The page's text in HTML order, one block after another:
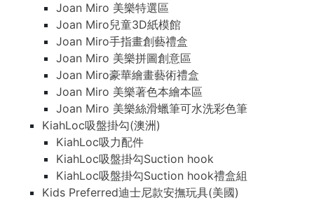
Joan Miro 美樂特選區
Joan Miro兒童3D紙模館
Joan Miro手指畫創藝禮盒
Joan Miro 美樂拼圖創意區
Joan Miro豪華繪畫藝術禮盒
Joan Miro 美樂著色本繪本區
Joan Miro 美樂絲滑蠟筆可水洗彩色筆
KiahLoc吸盤掛勾(澳洲)
KiahLoc吸力配件
KiahLoc吸盤掛勾Suction hook
KiahLoc吸盤掛勾Suction hook禮盒組
Kids Preferred迪士尼款安撫玩具(美國)